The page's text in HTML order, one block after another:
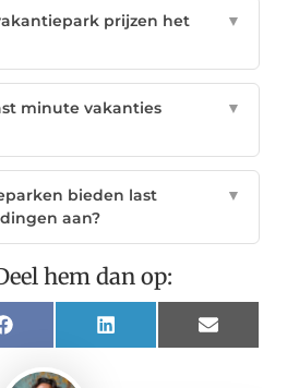
prijzen het
▼
minute vakanties
▼
bieden last
aan?
▼
hem dan op:
Facebook LinkedIn Email